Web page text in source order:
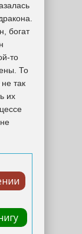
богат
то
То
так
их